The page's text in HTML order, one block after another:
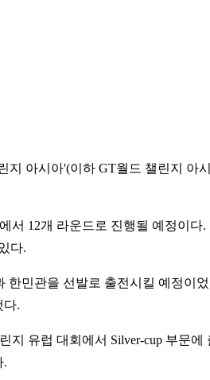
지 아시아'(이하 GT월드 챌린지 아
서 12개 라운드로 진행될 예정이다.
다.
한민관을 선발로 출전시킬 예정이
다.
지 유럽 대회에서 Silver-cup 부문에
.